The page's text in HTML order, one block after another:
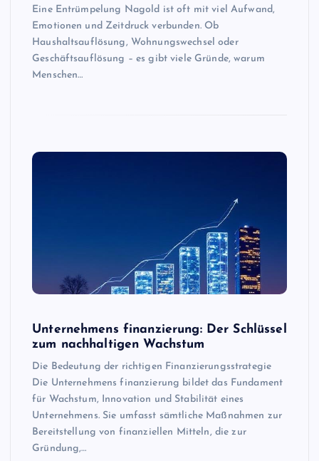
Eine Entrümpelung Nagold ist oft mit viel Aufwand,
Emotionen und Zeitdruck verbunden. Ob
Haushaltsauflösung, Wohnungswechsel oder
Geschäftsauflösung – es gibt viele Gründe, warum
Menschen…
Unternehmens finanzierung: Der Schlüssel
zum nachhaltigen Wachstum
Die Bedeutung der richtigen Finanzierungsstrategie
Die Unternehmens finanzierung bildet das Fundament
für Wachstum, Innovation und Stabilität eines
Unternehmens. Sie umfasst sämtliche Maßnahmen zur
Bereitstellung von finanziellen Mitteln, die zur
Gründung,…